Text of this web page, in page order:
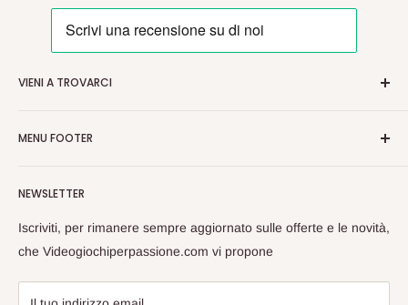
VIENI A TROVARCI
Nelle maggiori fiere Geek/Fumetti/Videogiochi, Italiane ed
vantaggiosi sulle nuove uiscite.
Passate a trovarci, cosi da poterci conoscere dal vivo e
scambiarci opinioni sul Mondo Nerd!
MENU FOOTER
Spedizioni
Privacy
Rimborsi
NEWSLETTER
Iscriviti, per rimanere sempre aggiornato sulle offerte e le novità,
che Videogiochiperpassione.com vi propone